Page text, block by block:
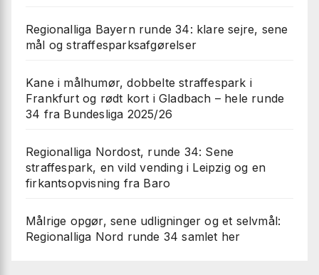
Regionalliga Bayern runde 34: klare sejre, sene
mål og straffesparksafgørelser
Kane i målhumør, dobbelte straffespark i
Frankfurt og rødt kort i Gladbach – hele runde
34 fra Bundesliga 2025/26
Regionalliga Nordost, runde 34: Sene
straffespark, en vild vending i Leipzig og en
firkantsopvisning fra Baro
Målrige opgør, sene udligninger og et selvmål:
Regionalliga Nord runde 34 samlet her